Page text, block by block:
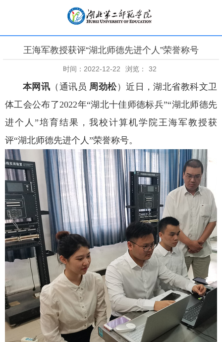
王海军教授获评“湖北师德先进个人”荣誉称号
时间：2022-12-22 浏览： 32
本网讯 （通讯员 周劲松）近日，湖北省教科文卫
体工会公布了2022年“湖北十佳师德标兵”“湖北师德先
进个人”培育结果，我校计算机学院王海军教授获
评“湖北师德先进个人”荣誉称号。